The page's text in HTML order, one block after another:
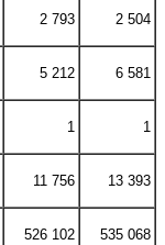
2 793 2 504
5 212 6 581
1 1
11 756 13 393
526 102 535 068